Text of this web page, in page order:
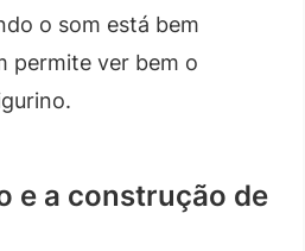
o som está bem
permite ver bem o
e a construção de